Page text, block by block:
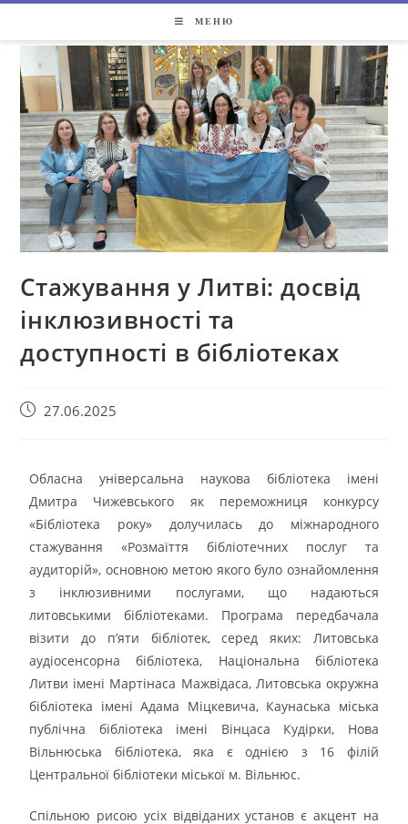
МЕНЮ
Стажування у Литві: досвід
інклюзивності та
доступності в бібліотеках
27.06.2025
Обласна універсальна наукова бібліотека імені
Дмитра Чижевського як переможниця конкурсу
«Бібліотека року» долучилась до міжнародного
стажування «Розмаїття бібліотечних послуг та
аудиторій», основною метою якого було ознайомлення
з інклюзивними послугами, що надаються
литовськими бібліотеками. Програма передбачала
візити до п’яти бібліотек, серед яких: Литовська
аудіосенсорна бібліотека, Національна бібліотека
Литви імені Мартінаса Мажвідаса, Литовська окружна
бібліотека імені Адама Міцкевича, Каунаська міська
публічна бібліотека імені Вінцаса Кудірки, Нова
Вільнюська бібліотека, яка є однією з 16 філій
Центральної бібліотеки міської м. Вільнюс.
Спільною рисою усіх відвіданих установ є акцент на